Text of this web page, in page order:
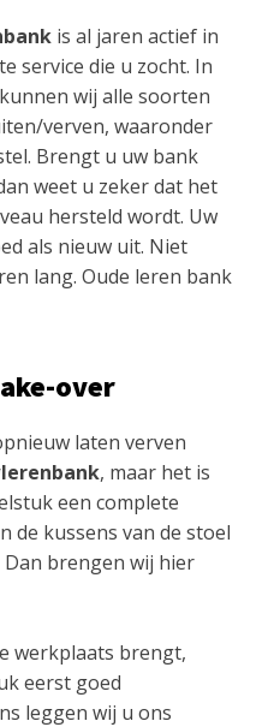
is al jaren actief in
service die u zocht. In
wij alle soorten
verven, waaronder
Brengt u uw bank
weet u zeker dat het
hersteld wordt. Uw
als nieuw uit. Niet
lang. Oude leren bank
over
laten verven
, maar het is
een complete
de kussens van de stoel
brengen wij hier
werkplaats brengt,
eerst goed
leggen wij u ons